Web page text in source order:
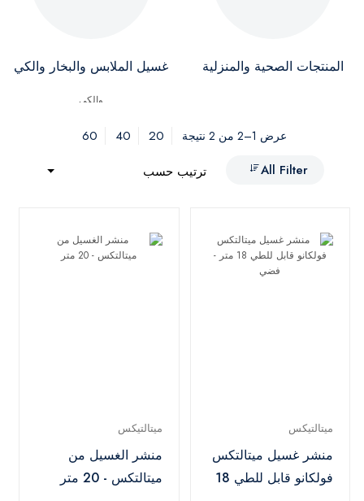
المنتجات الصحية والمنزلية غسيل الملابس والبخار والكي
عرض 1–2 من 2 نتيجة 20
40
60
All Filter
ترتيب حسب
ميتالتيكس
منشر غسيل ميتالتكس
فولكانو قابل للطي 18
ميتالتيكس
منشر الغسيل من
ميتالتكس - 20 متر